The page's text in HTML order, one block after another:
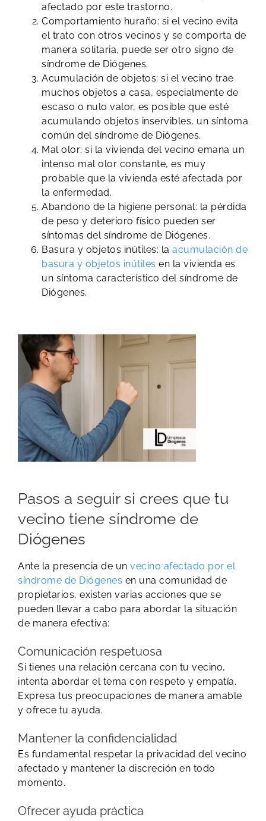
afectado por este trastorno.
Comportamiento huraño: si el vecino evita
el trato con otros vecinos y se comporta de
manera solitaria, puede ser otro signo de
síndrome de Diógenes.
Acumulación de objetos: si el vecino trae
muchos objetos a casa, especialmente de
escaso o nulo valor, es posible que esté
acumulando objetos inservibles, un síntoma
común del síndrome de Diógenes.
Mal olor: si la vivienda del vecino emana un
intenso mal olor constante, es muy
probable que la vivienda esté afectada por
la enfermedad.
Abandono de la higiene personal: la pérdida
de peso y deterioro físico pueden ser
síntomas del síndrome de Diógenes.
Basura y objetos inútiles: la acumulación de
basura y objetos inútiles en la vivienda es
un síntoma característico del síndrome de
Diógenes.
​Pasos a seguir si crees que tu
vecino tiene síndrome de
Diógenes
Ante la presencia de un vecino afectado por el
síndrome de Diógenes en una comunidad de
propietarios, existen varias acciones que se
pueden llevar a cabo para abordar la situación
de manera efectiva:
Comunicación respetuosa
Si tienes una relación cercana con tu vecino,
intenta abordar el tema con respeto y empatía.
Expresa tus preocupaciones de manera amable
y ofrece tu ayuda.
Mantener la confidencialidad
Es fundamental respetar la privacidad del vecino
afectado y mantener la discreción en todo
momento.
Ofrecer ayuda práctica